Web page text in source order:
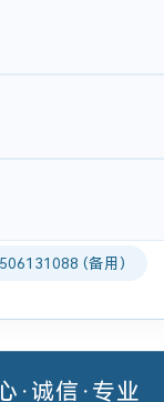
(备用)
·诚信·专业